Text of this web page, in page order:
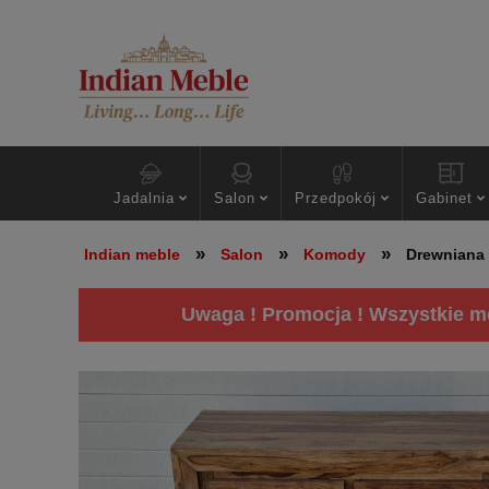
Jadalnia Salon Przedpokój Gabinet
Indian meble » Salon » Komody »
Uwaga ! Promocja ! Wszystkie